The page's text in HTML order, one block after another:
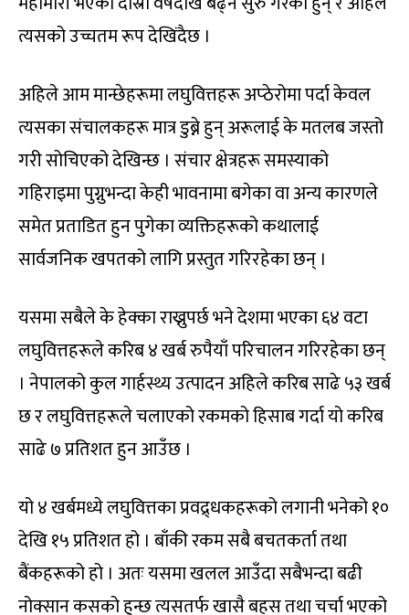
त्यसको उच्चतम रूप देखिंदैछ ।
अहिले आम मान्छेहरूमा लघुवित्तहरू अप्ठेरोमा पर्दा केवल
त्यसका संचालकहरू मात्र डुब्ने हुन् अरूलाई के मतलब जस्तो
गरी सोचिएको देखिन्छ । संचार क्षेत्रहरू समस्याको
गहिराइमा पुग्नुभन्दा केही भावनामा बगेका वा अन्य कारणले
समेत प्रताडित हुन पुगेका व्यक्तिहरूको कथालाई
सार्वजनिक खपतको लागि प्रस्तुत गरिरहेका छन् ।
यसमा सबैले के हेक्का राख्नुपर्छ भने देशमा भएका ६४ वटा
लघुवित्तहरूले करिब ४ खर्ब रुपैयाँ परिचालन गरिरहेका छन्
। नेपालको कुल गार्हस्थ्य उत्पादन अहिले करिब साढे ५३ खर्ब
छ र लघुवित्तहरूले चलाएको रकमको हिसाब गर्दा यो करिब
साढे ७ प्रतिशत हुन आउँछ ।
यो ४ खर्बमध्ये लघुवित्तका प्रवद्र्धकहरूको लगानी भनेको १०
देखि १५ प्रतिशत हो । बाँकी रकम सबै बचतकर्ता तथा
बैंकहरूको हो । अतः यसमा खलल आउँदा सबैभन्दा बढी
नोक्सान कसको हुन्छ त्यसतर्फ खासै बहस तथा चर्चा भएको